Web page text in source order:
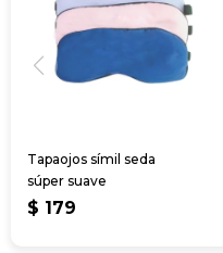
Tapaojos símil seda
súper suave
$ 179